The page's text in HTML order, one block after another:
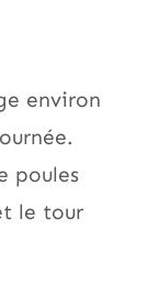
environ
poules
le tour